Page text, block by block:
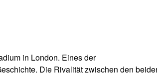
in London. Eines der
Die Rivalität zwischen den